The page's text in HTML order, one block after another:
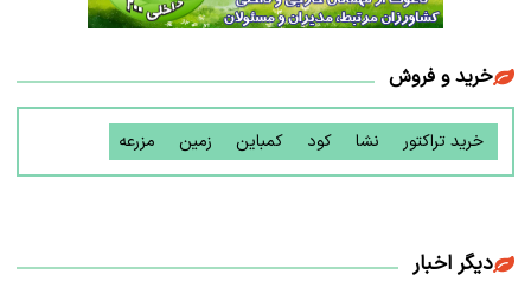
خرید و فروش
خرید تراکتور نشا کود کمباین زمین مزرعه
دیگر اخبار